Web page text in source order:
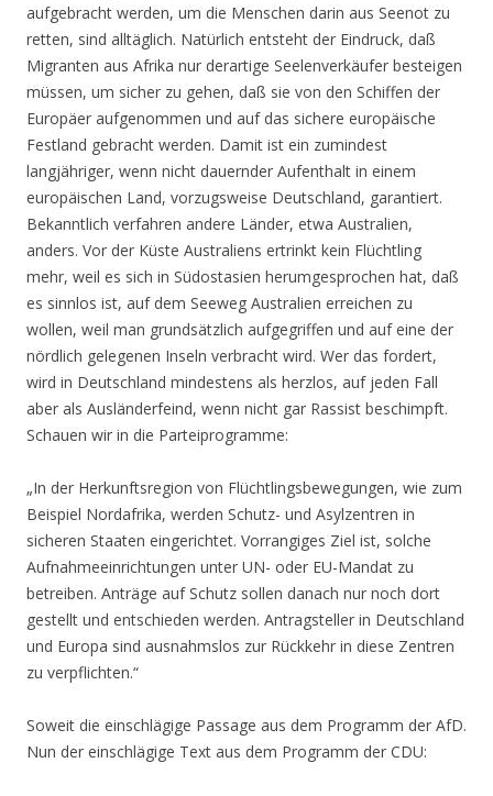
aufgebracht werden, um die Menschen darin aus Seenot zu
retten, sind alltäglich. Natürlich entsteht der Eindruck, daß
Migranten aus Afrika nur derartige Seelenverkäufer besteigen
müssen, um sicher zu gehen, daß sie von den Schiffen der
Europäer aufgenommen und auf das sichere europäische
Festland gebracht werden. Damit ist ein zumindest
langjähriger, wenn nicht dauernder Aufenthalt in einem
europäischen Land, vorzugsweise Deutschland, garantiert.
Bekanntlich verfahren andere Länder, etwa Australien,
anders. Vor der Küste Australiens ertrinkt kein Flüchtling
mehr, weil es sich in Südostasien herumgesprochen hat, daß
es sinnlos ist, auf dem Seeweg Australien erreichen zu
wollen, weil man grundsätzlich aufgegriffen und auf eine der
nördlich gelegenen Inseln verbracht wird. Wer das fordert,
wird in Deutschland mindestens als herzlos, auf jeden Fall
aber als Ausländerfeind, wenn nicht gar Rassist beschimpft.
Schauen wir in die Parteiprogramme:
„In der Herkunftsregion von Flüchtlingsbewegungen, wie zum
Beispiel Nordafrika, werden Schutz- und Asylzentren in
sicheren Staaten eingerichtet. Vorrangiges Ziel ist, solche
Aufnahmeeinrichtungen unter UN- oder EU-Mandat zu
betreiben. Anträge auf Schutz sollen danach nur noch dort
gestellt und entschieden werden. Antragsteller in Deutschland
und Europa sind ausnahmslos zur Rückkehr in diese Zentren
zu verpflichten.“
Soweit die einschlägige Passage aus dem Programm der AfD.
Nun der einschlägige Text aus dem Programm der CDU: